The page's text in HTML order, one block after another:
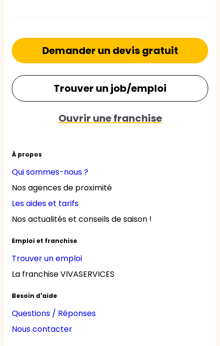
À propos
Qui sommes-nous ?
Nos agences de proximité
Les aides et tarifs
Nos actualités et conseils de saison !
Emploi et franchise
Trouver un emploi
La franchise VIVASERVICES
Besoin d'aide
Questions / Réponses
Nous contacter
Demander un devis gratuit
Trouver un job/emploi
Ouvrir une franchise